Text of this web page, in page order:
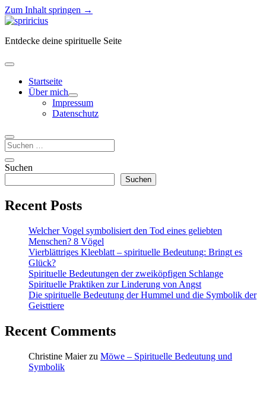
Zum Inhalt springen →
Spiricius
Entdecke deine spirituelle Seite
Menü
öffnenStartseite
Über mich
Menü
öffnen
Impressum
Datenschutz
Suchen
Seitenleiste
Seitenleiste
öffnen
Suchen
Suchen
Recent Posts
Welcher Vogel symbolisiert den Tod eines geliebten
Menschen? 8 Vögel
Vierblättriges Kleeblatt – spirituelle Bedeutung: Bringt es
Glück?
Spirituelle Bedeutungen der zweiköpfigen Schlange
Spirituelle Praktiken zur Linderung von Angst
Die spirituelle Bedeutung der Hummel und die Symbolik der
Geisttiere
Recent Comments
Christine Maierzu Möwe – Spirituelle Bedeutung und
Symbolik